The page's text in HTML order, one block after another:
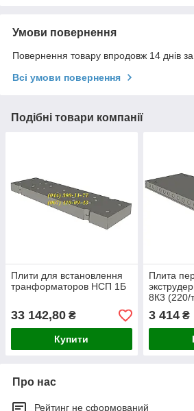
Умови повернення
Повернення товару впродовж 14 днів
Всі умови повернення
Подібні товари компанії
Плити для встановлення
транформаторов НСП 1Б
33 142,80 ₴
Купити
Плита
8К3 (220/
3 414₴
Про нас
Рейтинг не сформований